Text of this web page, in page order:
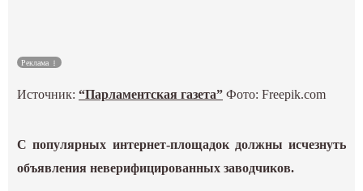
ГИД
Реклама
Источник:“Парламентская газета” Фото: Freepik.com
С популярных интернет-площадок должны исчезнуть
объявления неверифицированных заводчиков.